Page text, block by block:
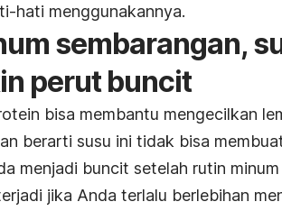
hati menggunakannya.
sembarangan,
perut buncit
bisa membantu mengecilkan
berarti susu ini tidak bisa
menjadi buncit setelah rutin
jika Anda terlalu berlebihan